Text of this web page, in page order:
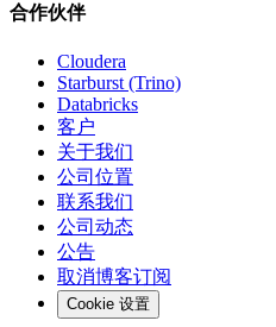
合作伙伴
Cloudera
Starburst (Trino)
Databricks
客户
关于我们
公司位置
联系我们
公司动态
公告
取消博客订阅
Cookie 设置